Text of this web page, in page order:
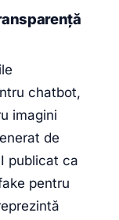
chatbot,
imagini
de
publicat ca
pentru